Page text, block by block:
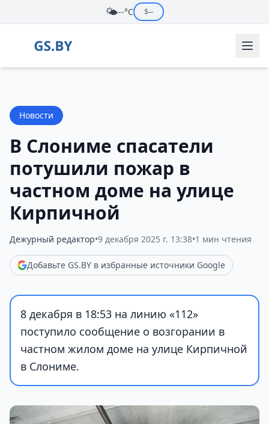
🌤️--°C $--
Новости
В Слониме спасатели
потушили пожар в
частном доме на улице
Кирпичной
Дежурный редактор•9 декабря 2025 г. 13:38•1 мин чтения
Добавьте GS.BY в избранные источники Google
8 декабря в 18:53 на линию «112»
поступило сообщение о возгорании в
частном жилом доме на улице Кирпичной
в Слониме.